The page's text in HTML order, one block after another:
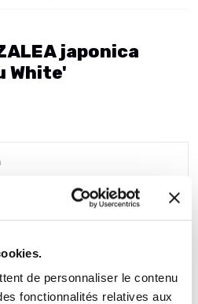
de personnaliser le contenu
fonctionnalités relatives aux
japonica
White'